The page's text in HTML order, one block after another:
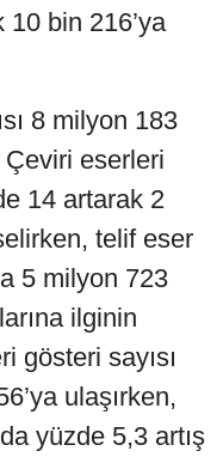
10 bin 216’ya
8 milyon 183
eserleri
14 artarak 2
telif eser
5 milyon 723
ilginin
gösteri sayısı
ulaşırken,
yüzde 5,3 artış